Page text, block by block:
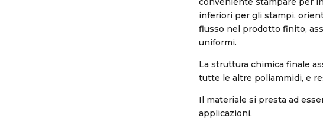
inferiori per gli stampi,
flusso nel prodotto finito,
uniformi.
La struttura chimica finale
tutte le altre poliammidi, e
Il materiale si presta ad
applicazioni.